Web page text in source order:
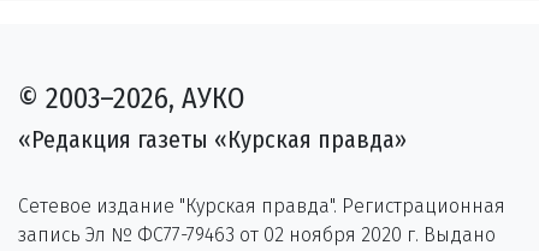
© 2003–2026, АУКО
«Редакция газеты «Курская правда»
Сетевое издание "Курская правда". Регистрационная
запись Эл № ФС77-79463 от 02 ноября 2020 г. Выдано